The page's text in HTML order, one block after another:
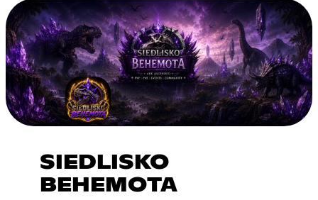
SIEDLISKO
BEHEMOTA